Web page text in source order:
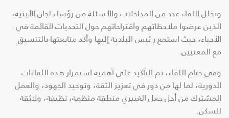
وتخلل اللقاء عدد من المداخلات والأسئلة من رؤساء لجان الأبنية،
الذين عرضوا ملاحظاتهم واقتراحاتهم حول التحديات القائمة في
الأحياء، حيث استمع ر ئيس البلدية إليها وأكد متابعتها بالتنسيق
مع المعنيين.
وفي ختام اللقاء، تم التأكيد على أهمية استمرار هذه اللقاءات
الدورية، لما لها من دور في تعزيز الثقة، وتوحيد الجهود، والعمل
المشترك من أجل جعل الغبيري منطقة منظمة، نظيفة، ولائقة
للسكن.